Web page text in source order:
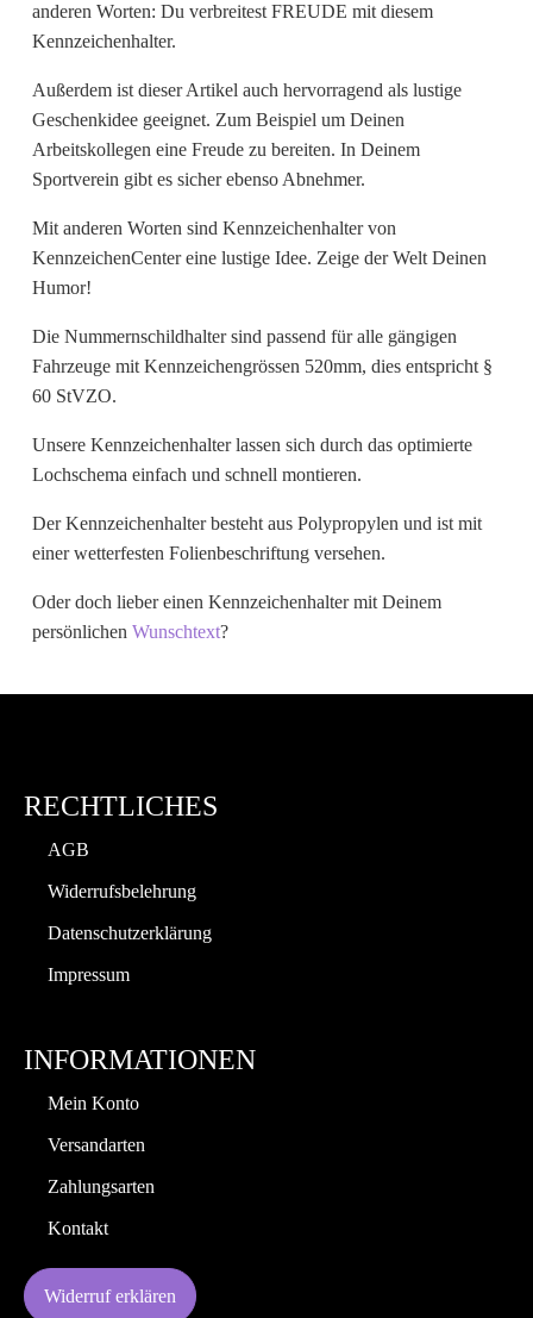
Ich komme aus und bin...
Fliegerwelt
Keine passende Kategorie gefunden?
anderen Worten: Du verbreitest FREUDE mit diesem
Kennzeichenhalter.
Außerdem ist dieser Artikel auch hervorragend als lustige
Geschenkidee geeignet. Zum Beispiel um Deinen
Arbeitskollegen eine Freude zu bereiten. In Deinem
Sportverein gibt es sicher ebenso Abnehmer.
Mit anderen Worten sind Kennzeichenhalter von
KennzeichenCenter eine lustige Idee. Zeige der Welt Deinen
Humor!
Die Nummernschildhalter sind passend für alle gängigen
Fahrzeuge mit Kennzeichengrössen 520mm, dies entspricht §
60 StVZO.
Unsere Kennzeichenhalter lassen sich durch das optimierte
Lochschema einfach und schnell montieren.
Der Kennzeichenhalter besteht aus Polypropylen und ist mit
einer wetterfesten Folienbeschriftung versehen.
Oder doch lieber einen Kennzeichenhalter mit Deinem
persönlichen Wunschtext?
RECHTLICHES
AGB
Widerrufsbelehrung
Datenschutzerklärung
Impressum
INFORMATIONEN
Mein Konto
Versandarten
Zahlungsarten
Kontakt
Widerruf erklären